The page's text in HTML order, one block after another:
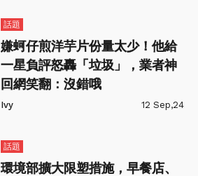
話題
嫌蚵仔煎洋芋片份量太少！他給
一星負評怒轟「垃圾」，業者神
回網笑翻：沒錯哦
Ivy 12 Sep,24
話題
環境部擴大限塑措施，早餐店、